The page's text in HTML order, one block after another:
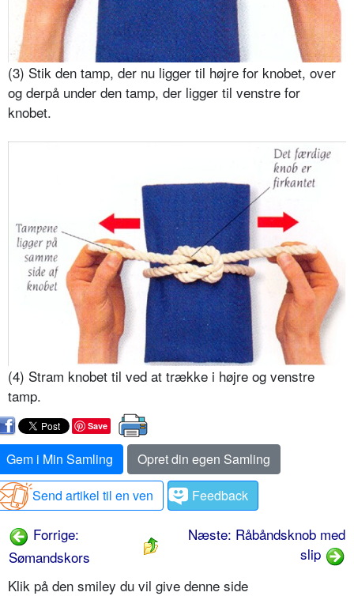
(3) Stik den tamp, der nu ligger til højre for knobet, over
og derpå under den tamp, der ligger til venstre for
knobet.
(4) Stram knobet til ved at trække i højre og venstre
tamp.
Save
Gem i Min Samling
Opret din egen Samling
Send artikel til en ven
Feedback
Forrige:
Sømandskors
Næste: Råbåndsknob med
slip
Klik på den smiley du vil give denne side